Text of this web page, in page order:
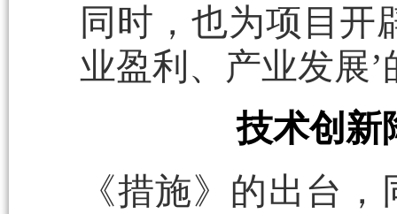
同时，也为项目开
业盈利、产业发展
技术创新
《措施》的出台